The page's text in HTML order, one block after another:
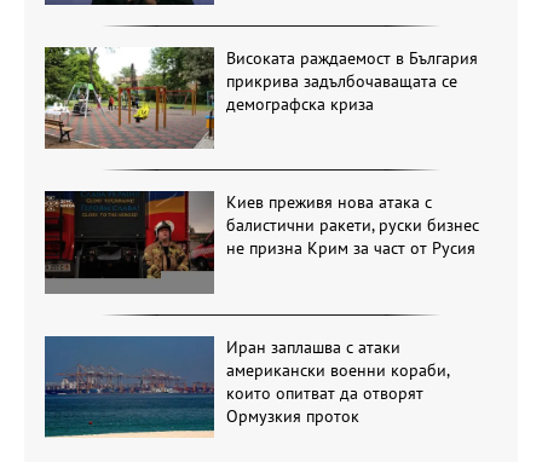
Високата раждаемост в България
прикрива задълбочаващата се
демографска криза
Киев преживя нова атака с
балистични ракети, руски бизнес
не призна Крим за част от Русия
Иран заплашва с атаки
американски военни кораби,
които опитват да отворят
Ормузкия проток